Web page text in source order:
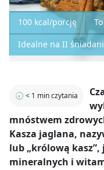
100 kcal/porcję
Idealne na II
🕣 < 1 min czytania
mnóstwem
Kasza jaglana,
lub „królową
mineralnych i